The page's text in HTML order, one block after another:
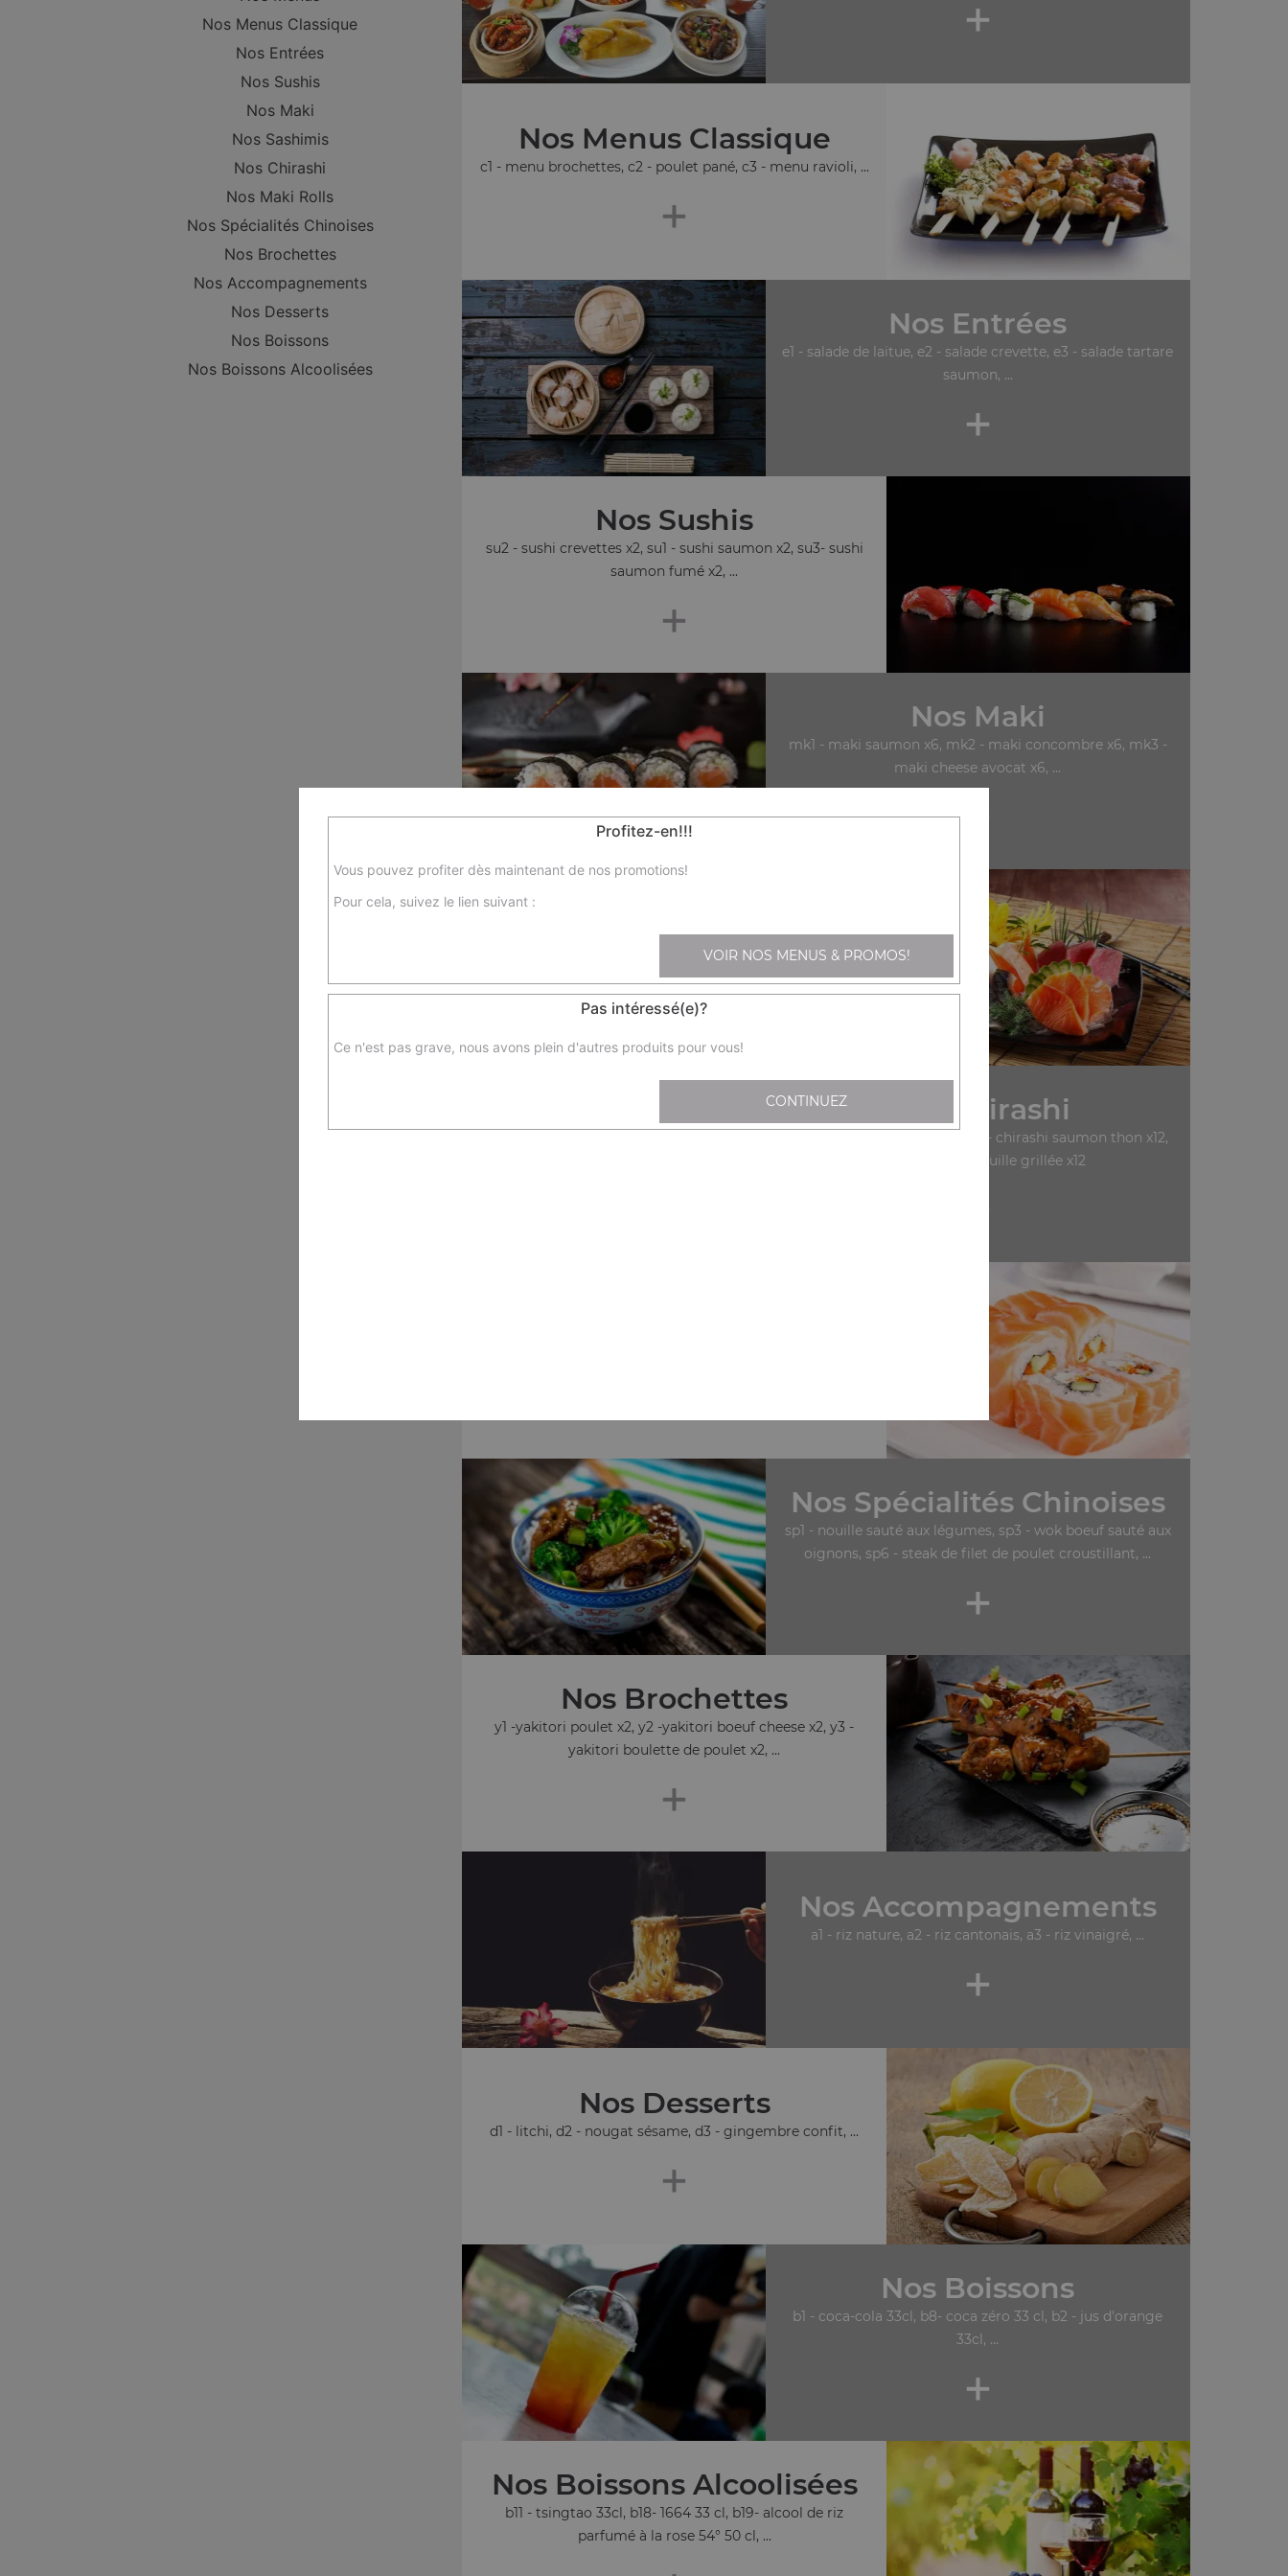
Nos Menus Classique
Nos Entrées
Nos Sushis
Nos Maki
Nos Sashimis
Nos Chirashi
Nos Maki Rolls
Nos Spécialités Chinoises
Nos Brochettes
Nos Accompagnements
Nos Desserts
Nos Boissons
Nos Boissons Alcoolisées
+
Nos Menus Classique
c1 - menu brochettes, c2 - poulet pané, c3 - menu ravioli, ...
+
Nos Entrées
e1 - salade de laitue, e2 - salade crevette, e3 - salade tartare
saumon, ...
+
Nos Sushis
su2 - sushi crevettes x2, su1 - sushi saumon x2, su3- sushi
saumon fumé x2, ...
+
Nos Maki
mk1 - maki saumon x6, mk2 - maki concombre x6, mk3 -
maki cheese avocat x6, ...
sa1- sashimi saumon x6, sa2- sashimi thon x6
+
Nos Chirashi
sa11- chirashi saumon x12, sa13- chirashi saumon thon x12,
sa14- chirashi anguille grillée x12
Nos Spécialités Chinoises
sp1 - nouille sauté aux légumes, sp3 - wok boeuf sauté aux
oignons, sp6 - steak de filet de poulet croustillant, ...
+
Nos Brochettes
y1 -yakitori poulet x2, y2 -yakitori boeuf cheese x2, y3 -
yakitori boulette de poulet x2, ...
+
Nos Accompagnements
a1 - riz nature, a2 - riz cantonais, a3 - riz vinaigré, ...
+
Nos Desserts
d1 - litchi, d2 - nougat sésame, d3 - gingembre confit, ...
+
Nos Boissons
b1 - coca-cola 33cl, b8- coca zéro 33 cl, b2 - jus d'orange
33cl, ...
+
Nos Boissons Alcoolisées
b11 - tsingtao 33cl, b18- 1664 33 cl, b19- alcool de riz
parfumé à la rose 54° 50 cl, ...
Profitez-en!!!
Vous pouvez profiter dès maintenant de nos promotions!
Pour cela, suivez le lien suivant :
VOIR NOS MENUS & PROMOS!
Pas intéressé(e)?
Ce n'est pas grave, nous avons plein d'autres produits pour vous!
CONTINUEZ